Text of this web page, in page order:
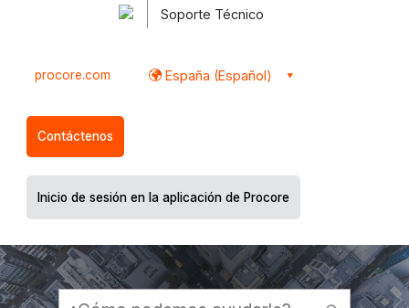
Soporte Técnico
procore.com España (Español)
Contáctenos
Inicio de sesión en la aplicación de Procore